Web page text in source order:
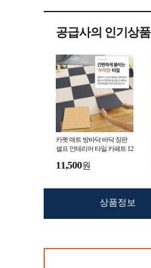
공급사의 인기상품
카펫 매트 방바닥 바닥 장판
셀프 인테리어 타일 카페트 12
11,500원
상품정보